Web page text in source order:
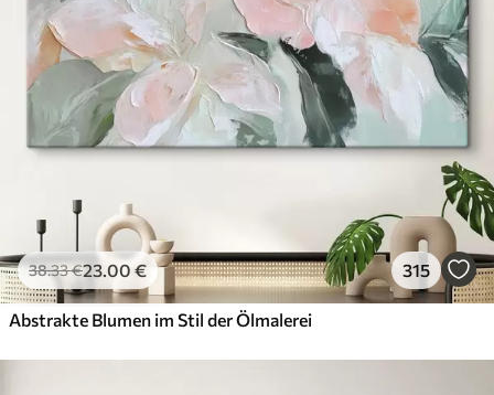
38.33€23.00 € 315
Abstrakte Blumen im Stil der Ölmalerei